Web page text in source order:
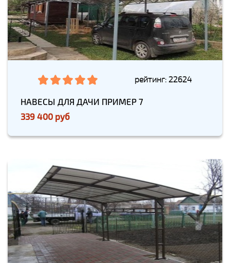
рейтинг: 22624
НАВЕСЫ ДЛЯ ДАЧИ ПРИМЕР 7
339 400 руб